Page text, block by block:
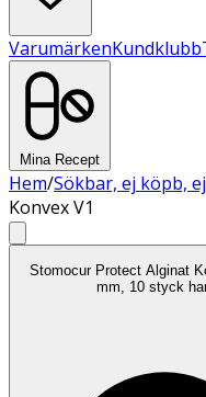
VarumärkenKundklubb
Mina Recept
Hem/Sökbar, ej köpb,
Konvex V1
Stomocur Protect Alginat
mm, 10 styck